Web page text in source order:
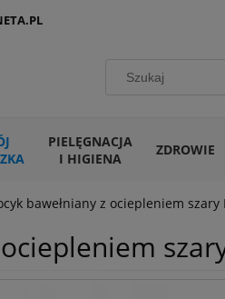
PIELĘGNACJA
I HIGIENA
ZDROWIE
bawełniany z ociepleniem szary